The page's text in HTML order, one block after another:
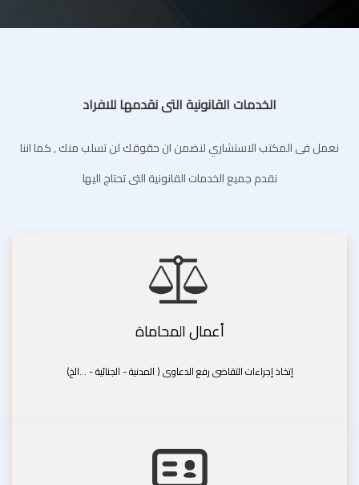
الخدمات القانونية التى نقدمها للافراد
نعمل فى المكتب الاستشاري لنضمن ان حقوقك لن تسلب منك , كما اننا
نقدم جميع الخدمات القانونية التى تحتاج اليها
أعمال المحاماة
إتخاذ إجراءات التقاضى رفع الدعاوى ( المدنية - الجنائية - ...الخ)